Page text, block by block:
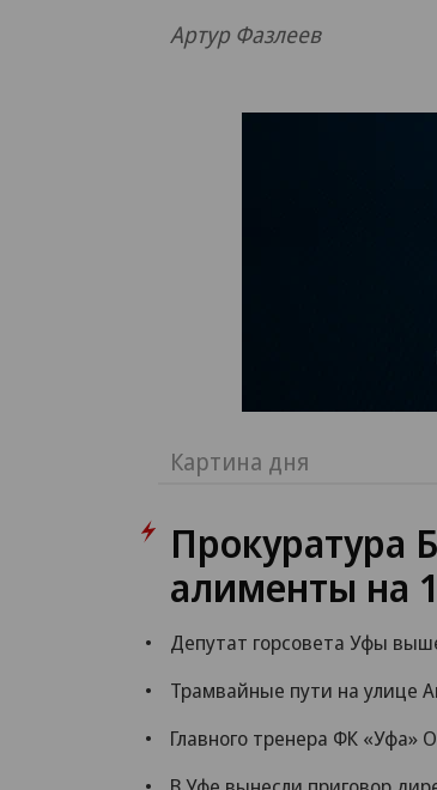
Артур Фазлеев
Картина дня
Прокуратура
алименты на
Депутат горсовета Уфы
Трамвайные пути на улице
Главного тренера ФК «Уфа»